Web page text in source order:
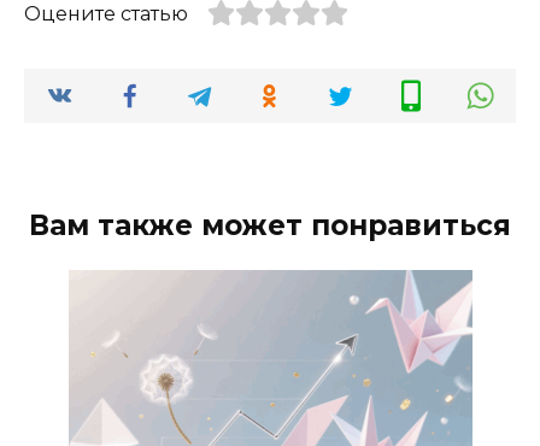
Оцените статью
Вам также может понравиться